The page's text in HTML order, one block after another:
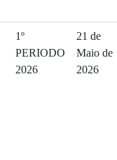
1º
PERIODO
2026
21 de
Maio de
2026